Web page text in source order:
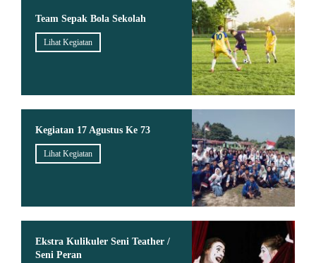
Team Sepak Bola Sekolah
Lihat Kegiatan
Kegiatan 17 Agustus Ke 73
Lihat Kegiatan
Ekstra Kulikuler Seni Teather /
Seni Peran